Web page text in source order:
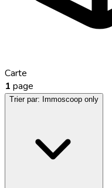
Carte
1 page
Trier par: Immoscoop only